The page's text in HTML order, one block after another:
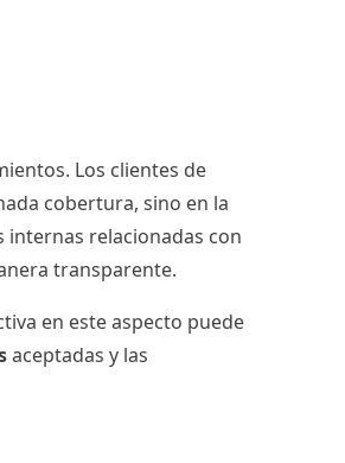
Los clientes de
cobertura, sino en la
internas relacionadas con
transparente.
en este aspecto puede
aceptadas y las